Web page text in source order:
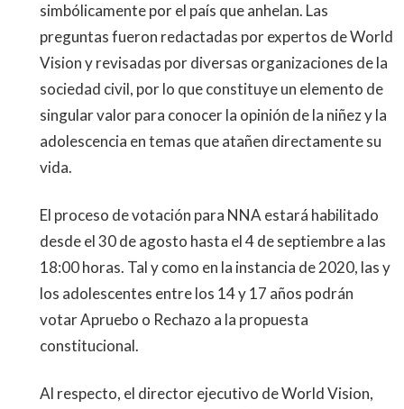
simbólicamente por el país que anhelan. Las
preguntas fueron redactadas por expertos de World
Vision y revisadas por diversas organizaciones de la
sociedad civil, por lo que constituye un elemento de
singular valor para conocer la opinión de la niñez y la
adolescencia en temas que atañen directamente su
vida.
El proceso de votación para NNA estará habilitado
desde el 30 de agosto hasta el 4 de septiembre a las
18:00 horas. Tal y como en la instancia de 2020, las y
los adolescentes entre los 14 y 17 años podrán
votar Apruebo o Rechazo a la propuesta
constitucional.
Al respecto, el director ejecutivo de World Vision,